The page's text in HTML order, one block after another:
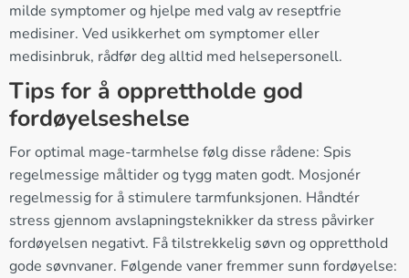
milde symptomer og hjelpe med valg av reseptfrie
medisiner. Ved usikkerhet om symptomer eller
medisinbruk, rådfør deg alltid med helsepersonell.
Tips for å opprettholde god
fordøyelseshelse
For optimal mage-tarmhelse følg disse rådene: Spis
regelmessige måltider og tygg maten godt. Mosjonér
regelmessig for å stimulere tarmfunksjonen. Håndtér
stress gjennom avslapningsteknikker da stress påvirker
fordøyelsen negativt. Få tilstrekkelig søvn og oppretthold
gode søvnvaner. Følgende vaner fremmer sunn fordøyelse: